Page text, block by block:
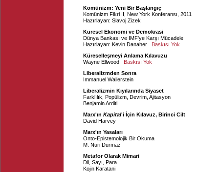
Komünizm: Yeni Bir Başlangıç
Komünizm Fikri II, New York Konferansı, 2011
Hazırlayan: Slavoj Zizek
Küresel Ekonomi ve Demokrasi
Dünya Bankası ve IMF'ye Karşı Mücadele
Hazırlayan: Kevin Danaher
Baskısı Yok
Küreselleşmeyi Anlama Kılavuzu
Wayne Ellwood
Baskısı Yok
Liberalizmden Sonra
Immanuel Wallerstein
Liberalizmin Kıyılarında Siyaset
Farklılık, Popülizm, Devrim, Ajitasyon
Benjamin Arditi
Marx'ın Kapital'i İçin Kılavuz, Birinci Cilt
David Harvey
Marx'ın Yasaları
Onto-Epistemolojik Bir Okuma
M. Nuri Durmaz
Metafor Olarak Mimari
Dil, Sayı, Para
Kojin Karatani